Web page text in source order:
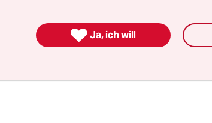
 Ja, ich will